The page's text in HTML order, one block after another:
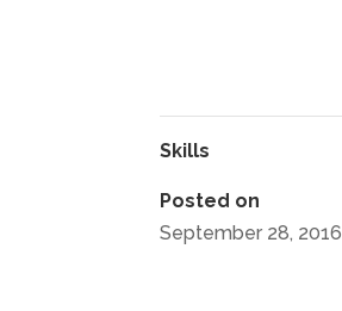
Skills
Posted on
September 28, 2016